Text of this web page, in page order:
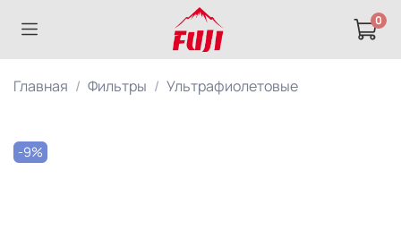
0
Главная Фильтры Ультрафиолетовые
-9%